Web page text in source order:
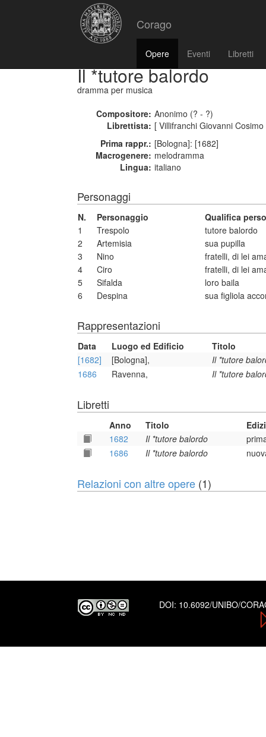
Corago
Opere Eventi Libretti
Il *tutore balordo
dramma per musica
Compositore: Anonimo (? - ?)
Librettista: [ Villifranchi Giovanni
Prima rappr.: [Bologna]: [1682]
Macrogenere: melodramma
Lingua: italiano
Personaggi
N. Personaggio
Qualifica
1
Trespolo
tutore balordo
2
Artemisia
sua pupilla
3
Nino
fratelli, di lei
4
Ciro
fratelli, di lei
5
Sifalda
loro baila
6
Despina sua figliola
Rappresentazioni
Data Luogo ed Edificio
Titolo
[1682]
[Bologna],
Il *tutore
1686
Ravenna, Il *tutore
Libretti
Anno Titolo
1682
Il *tutore balordo
1686
Il *tutore balordo
Relazioni con altre opere (1)
DOI: 10.6092/UNIBO/